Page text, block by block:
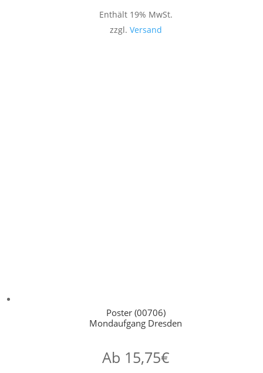
Enthält 19% MwSt.
zzgl. Versand
Poster (00706)
Mondaufgang Dresden
Ab 15,75€